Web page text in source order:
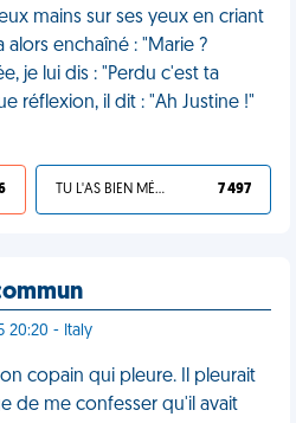
mains sur ses yeux en criant
alors enchaîné : "Marie ?
je lui dis : "Perdu c'est ta
réflexion, il dit : "Ah Justine !"
TU L'AS BIEN MÉRITÉ 7 497
20:20 - Italy
copain qui pleure. Il pleurait
de me confesser qu'il avait